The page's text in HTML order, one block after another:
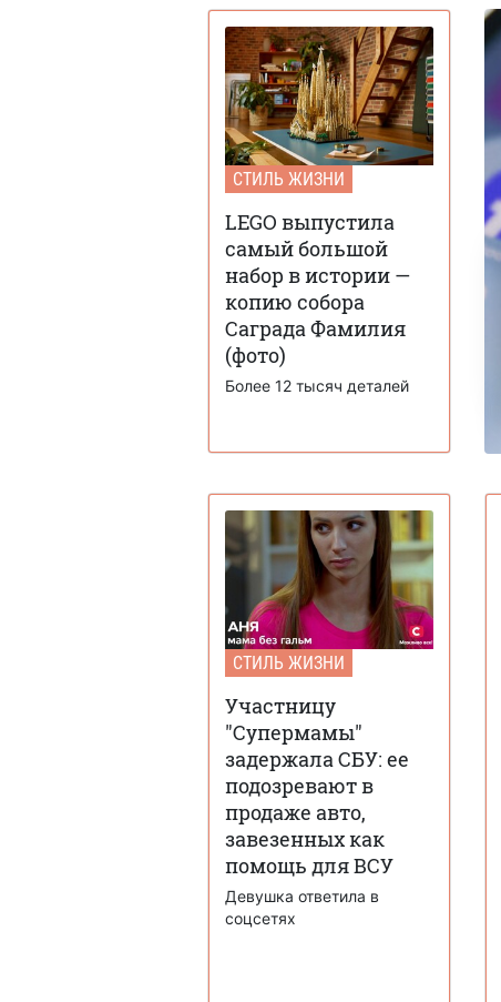
СТИЛЬ ЖИЗНИ
LEGO выпустила
самый большой
набор в истории —
копию собора
Саграда Фамилия
(фото)
Более 12 тысяч деталей
СТИЛЬ ЖИЗНИ
Участницу
"Супермамы"
задержала СБУ: ее
подозревают в
продаже авто,
завезенных как
помощь для ВСУ
Девушка ответила в
соцсетях